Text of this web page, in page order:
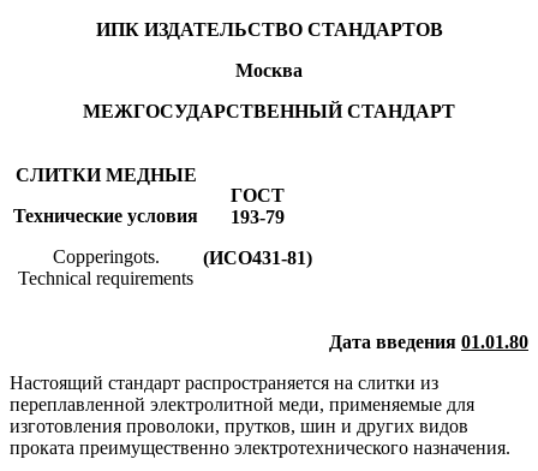
ИПК ИЗДАТЕЛЬСТВО СТАНДАРТОВ
Москва
МЕЖГОСУДАРСТВЕННЫЙ СТАНДАРТ
СЛИТКИ МЕДНЫЕ
Технические условия
Copperingots.
Technical requirements
ГОСТ
193-79
(ИСО431-81)
Дата введения 01.01.80
Настоящий стандарт распространяется на слитки из
переплавленной электролитной меди, применяемые для
изготовления проволоки, прутков, шин и других видов
проката преимущественно электротехнического назначения.